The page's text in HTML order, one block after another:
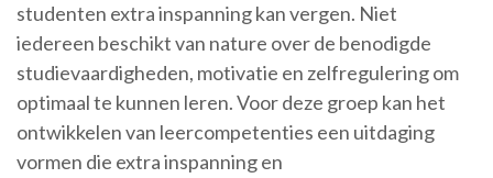
studenten extra inspanning kan vergen. Niet
iedereen beschikt van nature over de benodigde
studievaardigheden, motivatie en zelfregulering om
optimaal te kunnen leren. Voor deze groep kan het
ontwikkelen van leercompetenties een uitdaging
vormen die extra inspanning en